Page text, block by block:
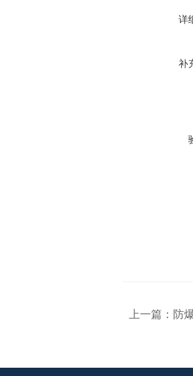
详
补
上一篇： 防